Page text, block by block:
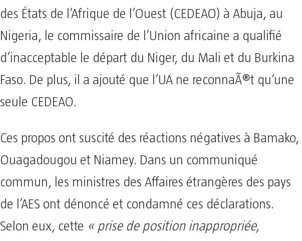
des États de l’Afrique de l’Ouest (CEDEAO) à Abuja, au
Nigeria, le commissaire de l’Union africaine a qualifié
d’inacceptable le départ du Niger, du Mali et du Burkina
Faso. De plus, il a ajouté que l’UA ne reconnaÃ®t qu’une
seule CEDEAO.
Ces propos ont suscité des réactions négatives à Bamako,
Ouagadougou et Niamey. Dans un communiqué
commun, les ministres des Affaires étrangères des pays
de l’AES ont dénoncé et condamné ces déclarations.
Selon eux, cette « prise de position inappropriée,